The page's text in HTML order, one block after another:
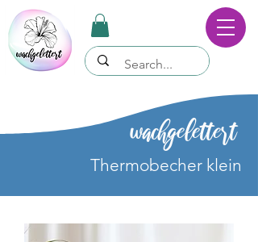
wachgelettert
Thermobecher klein